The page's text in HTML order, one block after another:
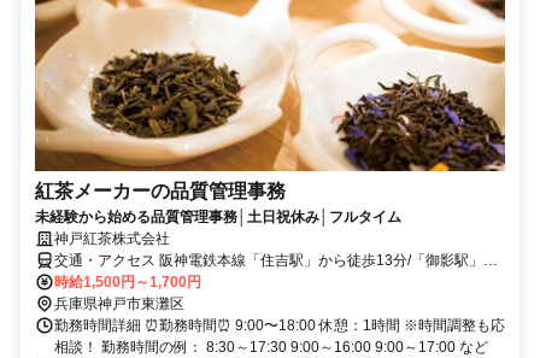
紅茶メーカーの品質管理事務
未経験から始める品質管理事務│土日祝休み│フルタイム
神戸紅茶株式会社
交通・アクセス 阪神電鉄本線「住吉駅」から徒歩13分/「御影駅」か
ら徒歩15分
時給1,500円～1,700円
兵庫県神戸市東灘区
勤務時間詳細 ⏰勤務時間⏰ 9:00〜18:00 休憩：1時間 ※時間調整も応
相談！ 勤務時間の例： 8:30～17:30 9:00～16:00 9:00～17:00 など